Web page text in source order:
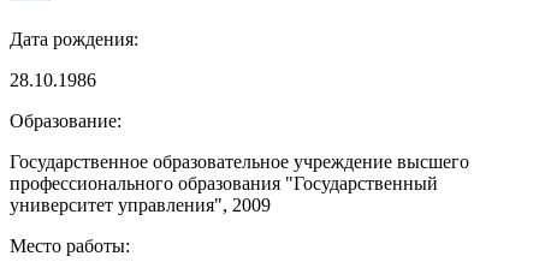
Дата рождения:
28.10.1986
Образование:
Государственное образовательное учреждение высшего
профессионального образования "Государственный
университет управления", 2009
Место работы: